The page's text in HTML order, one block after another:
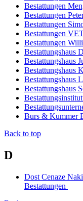
Bestattungen
Bestattungen
Bestattungen
Bestattungen
Bestattungen
Bestattungshaus
Bestattungshaus
Bestattungshaus
Bestattungshaus
Bestattungshaus
Burs & Kummer
Back to top
D
Dost Cenaze
Bestattungen